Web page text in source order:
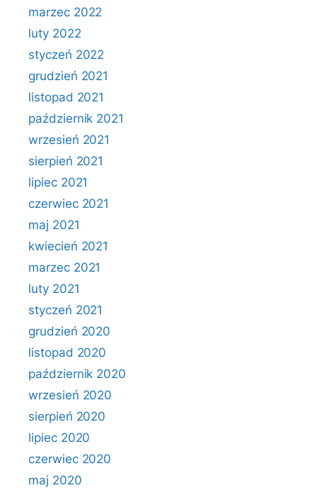
marzec 2022
luty 2022
styczeń 2022
grudzień 2021
listopad 2021
październik 2021
wrzesień 2021
sierpień 2021
lipiec 2021
czerwiec 2021
maj 2021
kwiecień 2021
marzec 2021
luty 2021
styczeń 2021
grudzień 2020
listopad 2020
październik 2020
wrzesień 2020
sierpień 2020
lipiec 2020
czerwiec 2020
maj 2020